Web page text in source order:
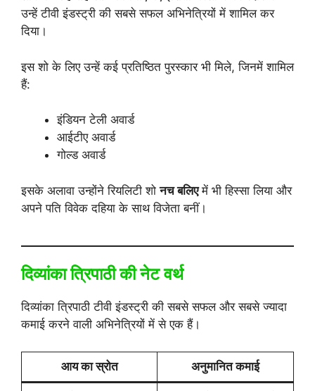
उन्हें टीवी इंडस्ट्री की सबसे सफल अभिनेत्रियों में शामिल कर
दिया।
इस शो के लिए उन्हें कई प्रतिष्ठित पुरस्कार भी मिले, जिनमें शामिल
हैं:
इंडियन टेली अवार्ड
आईटीए अवार्ड
गोल्ड अवार्ड
इसके अलावा उन्होंने रियलिटी शोनच बलिएमें भी हिस्सा लिया और
अपने पति विवेक दहिया के साथ विजेता बनीं।
दिव्यांका त्रिपाठी की नेट वर्थ
दिव्यांका त्रिपाठी टीवी इंडस्ट्री की सबसे सफल और सबसे ज्यादा
कमाई करने वाली अभिनेत्रियों में से एक हैं।
आय का स्रोत अनुमानित कमाई